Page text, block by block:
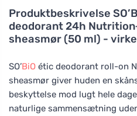
Produktbeskrivelse
deodorant 24h
sheasmør (50 ml) -
SO’BiO étic deodorant roll-on
sheasmør giver huden en
beskyttelse mod lugt hele
naturlige sammensætning